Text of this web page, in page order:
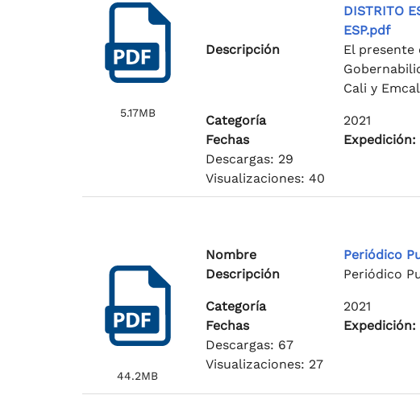
5.17MB
DISTRITO
ESP.pdf
Descripción
El presente
Cali y
Categoría
2021
Fechas
Expedición:
Descargas: 29
Visualizaciones: 40
44.2MB
Nombre
Periódico
Descripción
Periódico
Categoría
2021
Fechas
Expedición:
Descargas: 67
Visualizaciones: 27